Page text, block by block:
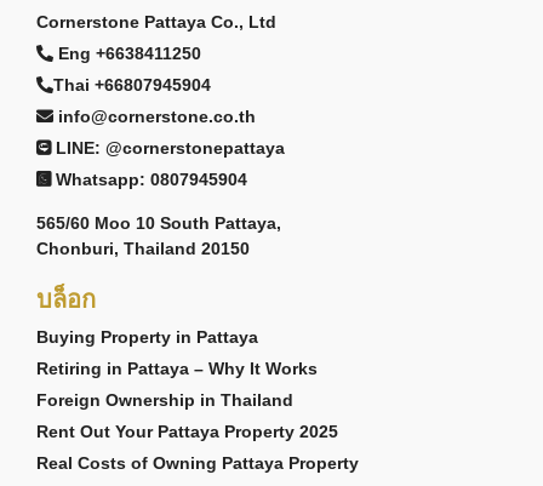
Cornerstone Pattaya Co., Ltd
Eng +6638411250
Thai +66807945904
info@cornerstone.co.th
LINE: @cornerstonepattaya
Whatsapp: 0807945904
565/60 Moo 10 South Pattaya,
Chonburi, Thailand 20150
บล็อก
Buying Property in Pattaya
Retiring in Pattaya – Why It Works
Foreign Ownership in Thailand
Rent Out Your Pattaya Property 2025
Real Costs of Owning Pattaya Property